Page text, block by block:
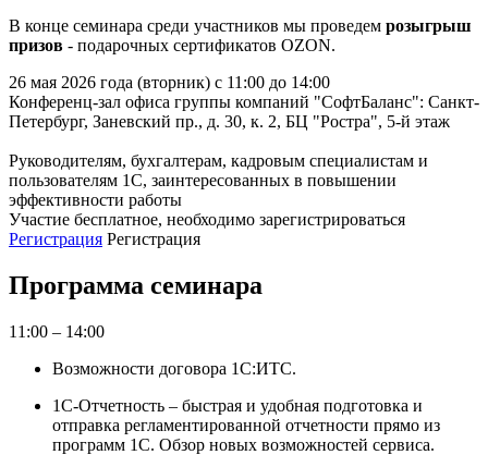
В конце семинара среди участников мы проведем розыгрыш
призов - подарочных сертификатов OZON.
26 мая 2026 года (вторник) с 11:00 до 14:00
Конференц-зал офиса группы компаний "СофтБаланс": Санкт-
Петербург, Заневский пр., д. 30, к. 2, БЦ "Ростра", 5-й этаж
Руководителям, бухгалтерам, кадровым специалистам и
пользователям 1С, заинтересованных в повышении
эффективности работы
Участие бесплатное, необходимо зарегистрироваться
Регистрация Регистрация
Программа семинара
11:00 – 14:00
Возможности договора 1С:ИТС.
1С-Отчетность – быстрая и удобная подготовка и
отправка регламентированной отчетности прямо из
программ 1С. Обзор новых возможностей сервиса.